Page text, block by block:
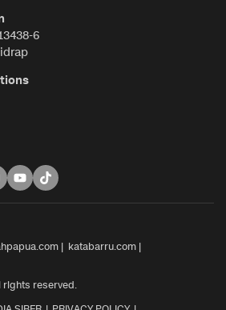
6
| katabarru.com |
rights reserved.